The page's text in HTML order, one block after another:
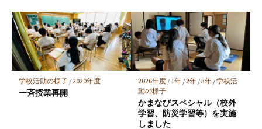
学校活動の様子/2020年度
一斉授業再開
2026年度/ 1年/2年/3年/学校活
動の様子
かまなびスペシャル（校外
学習、防災学習等）を実施
しました